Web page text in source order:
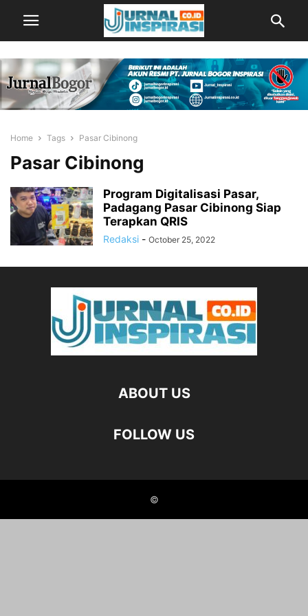
Home Tags Pasar Cibinong
Pasar Cibinong
Program Digitalisasi Pasar,
Padagang Pasar Cibinong Siap
Terapkan QRIS
Redaksi - October 25, 2022
ABOUT US
FOLLOW US
©